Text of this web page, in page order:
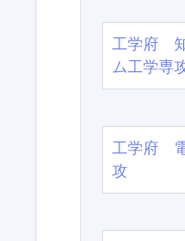
工学府
ム工学専
工学府
攻